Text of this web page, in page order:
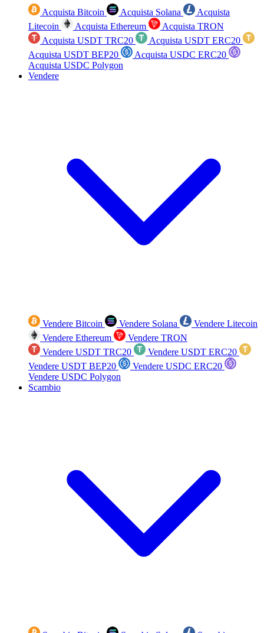
Acquista Bitcoin Acquista Solana
Acquista
Litecoin
Acquista Ethereum
Acquista TRON
Acquista USDT TRC20
Acquista USDT ERC20
Acquista USDT BEP20
Acquista USDC ERC20
Acquista USDC Polygon
Vendere
Vendere Bitcoin Vendere Solana
Vendere Litecoin
Vendere Ethereum
Vendere TRON
Vendere USDT TRC20
Vendere USDT ERC20
Vendere USDT BEP20
Vendere USDC ERC20
Vendere USDC Polygon
Scambio